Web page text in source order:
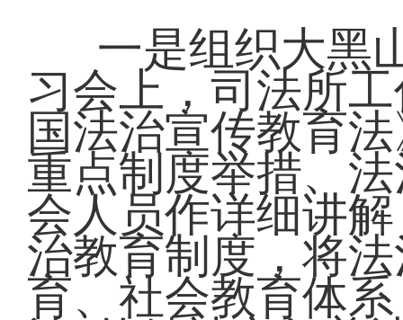
一是组织大黑
习会上，司法所
国法治宣传教育
重点制度举措、
会人员作详细讲
治教育制度，将
育、社会教育体